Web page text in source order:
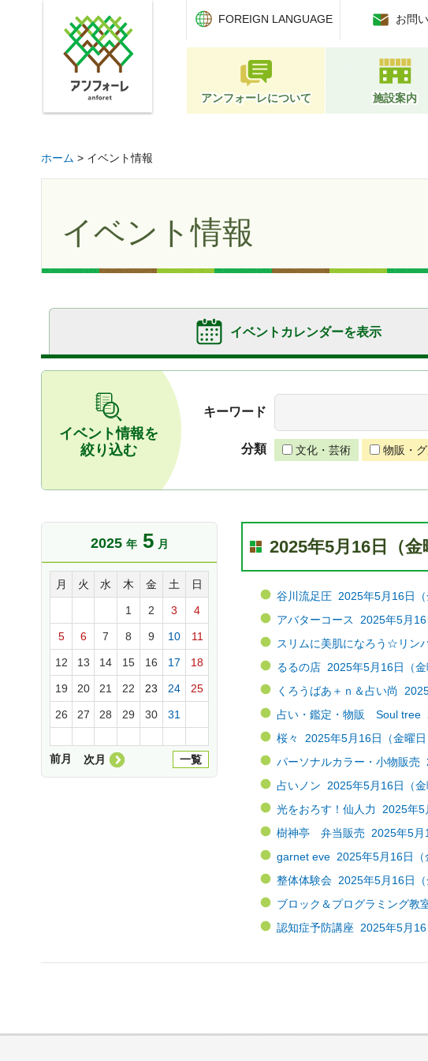
アンフォーレ
FOREIGN LANGUAGE
お問
アンフォーレについて 施設案内
ホーム > イベント情報
イベント情報
イベントカレンダーを表示
イベント情報を
絞り込む
キーワード
分類 文化・芸術 物販・
2025 年 5 月
月 火 水 木 金 土 日
1 2 3 4
5 6 7 8 9 10 11
12 13 14 15 16 17 18
19 20 21 22 23 24 25
26 27 28 29 30 31
前月 一覧
次月
2025年5月16日（
谷川流足圧 2025年5月16日
アバターコース 2025年5月
スリムに美肌になろう☆リン
るるの店 2025年5月16日（
くろうばあ＋ｎ＆占い尚
占い・鑑定・物販 Soul tree
桜々 2025年5月16日（金曜
パーソナルカラー・小物販売
占いノン 2025年5月16日（
光をおろす！仙人力 2025年
樹神亭 弁当販売 2025年5月
garnet eve 2025年5月16日（
整体体験会 2025年5月16日
ブロック＆プログラミング教
認知症予防講座 2025年5月